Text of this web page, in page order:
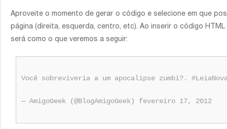
Aproveite o momento de gerar o código e selecione em que
página (direita, esquerda, centro, etc). Ao inserir o código
será como o que veremos a seguir:
Você sobreviveria a um apocalipse zumbi?.
— AmigoGeek (@BlogAmigoGeek) fevereiro 17, 2012